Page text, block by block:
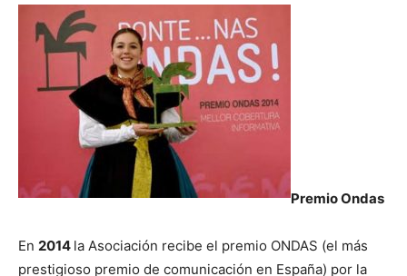
Premio Ondas
En 2014 la Asociación recibe el premio ONDAS (el más
prestigioso premio de comunicación en España) por la